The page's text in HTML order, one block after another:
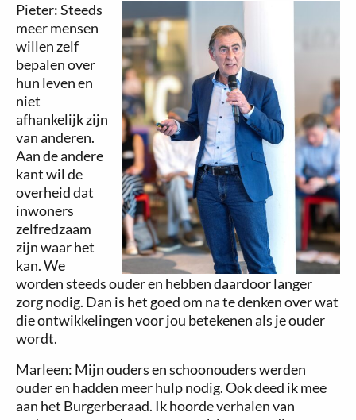
Pieter: Steeds
meer mensen
willen zelf
bepalen over
hun leven en
niet
afhankelijk zijn
van anderen.
Aan de andere
kant wil de
overheid dat
inwoners
zelfredzaam
zijn waar het
kan. We
worden steeds ouder en hebben daardoor langer
zorg nodig. Dan is het goed om na te denken over wat
die ontwikkelingen voor jou betekenen als je ouder
wordt.
Marleen: Mijn ouders en schoonouders werden
ouder en hadden meer hulp nodig. Ook deed ik mee
aan het Burgerberaad. Ik hoorde verhalen van